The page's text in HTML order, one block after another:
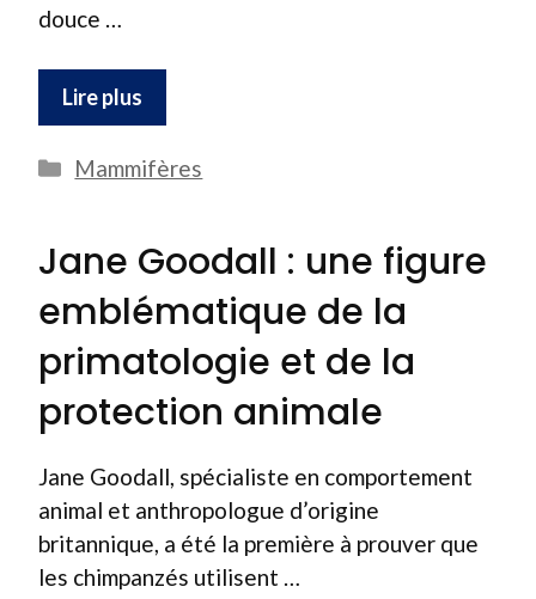
douce …
Lire plus
Catégories
Mammifères
Jane Goodall : une figure
emblématique de la
primatologie et de la
protection animale
Jane Goodall, spécialiste en comportement
animal et anthropologue d’origine
britannique, a été la première à prouver que
les chimpanzés utilisent …